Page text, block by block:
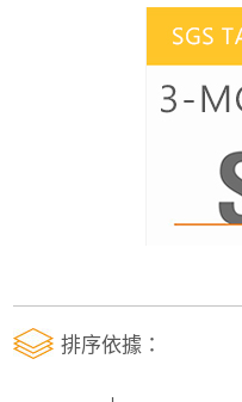
排序依據：